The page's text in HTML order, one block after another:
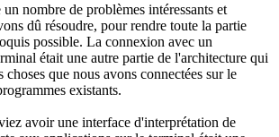
nombre de problèmes intéressants et
dû résoudre, pour rendre toute la partie
possible. La connexion avec un
était une autre partie de l'architecture qui
choses que nous avons connectées sur le
existants.
avoir une interface d'interprétation de